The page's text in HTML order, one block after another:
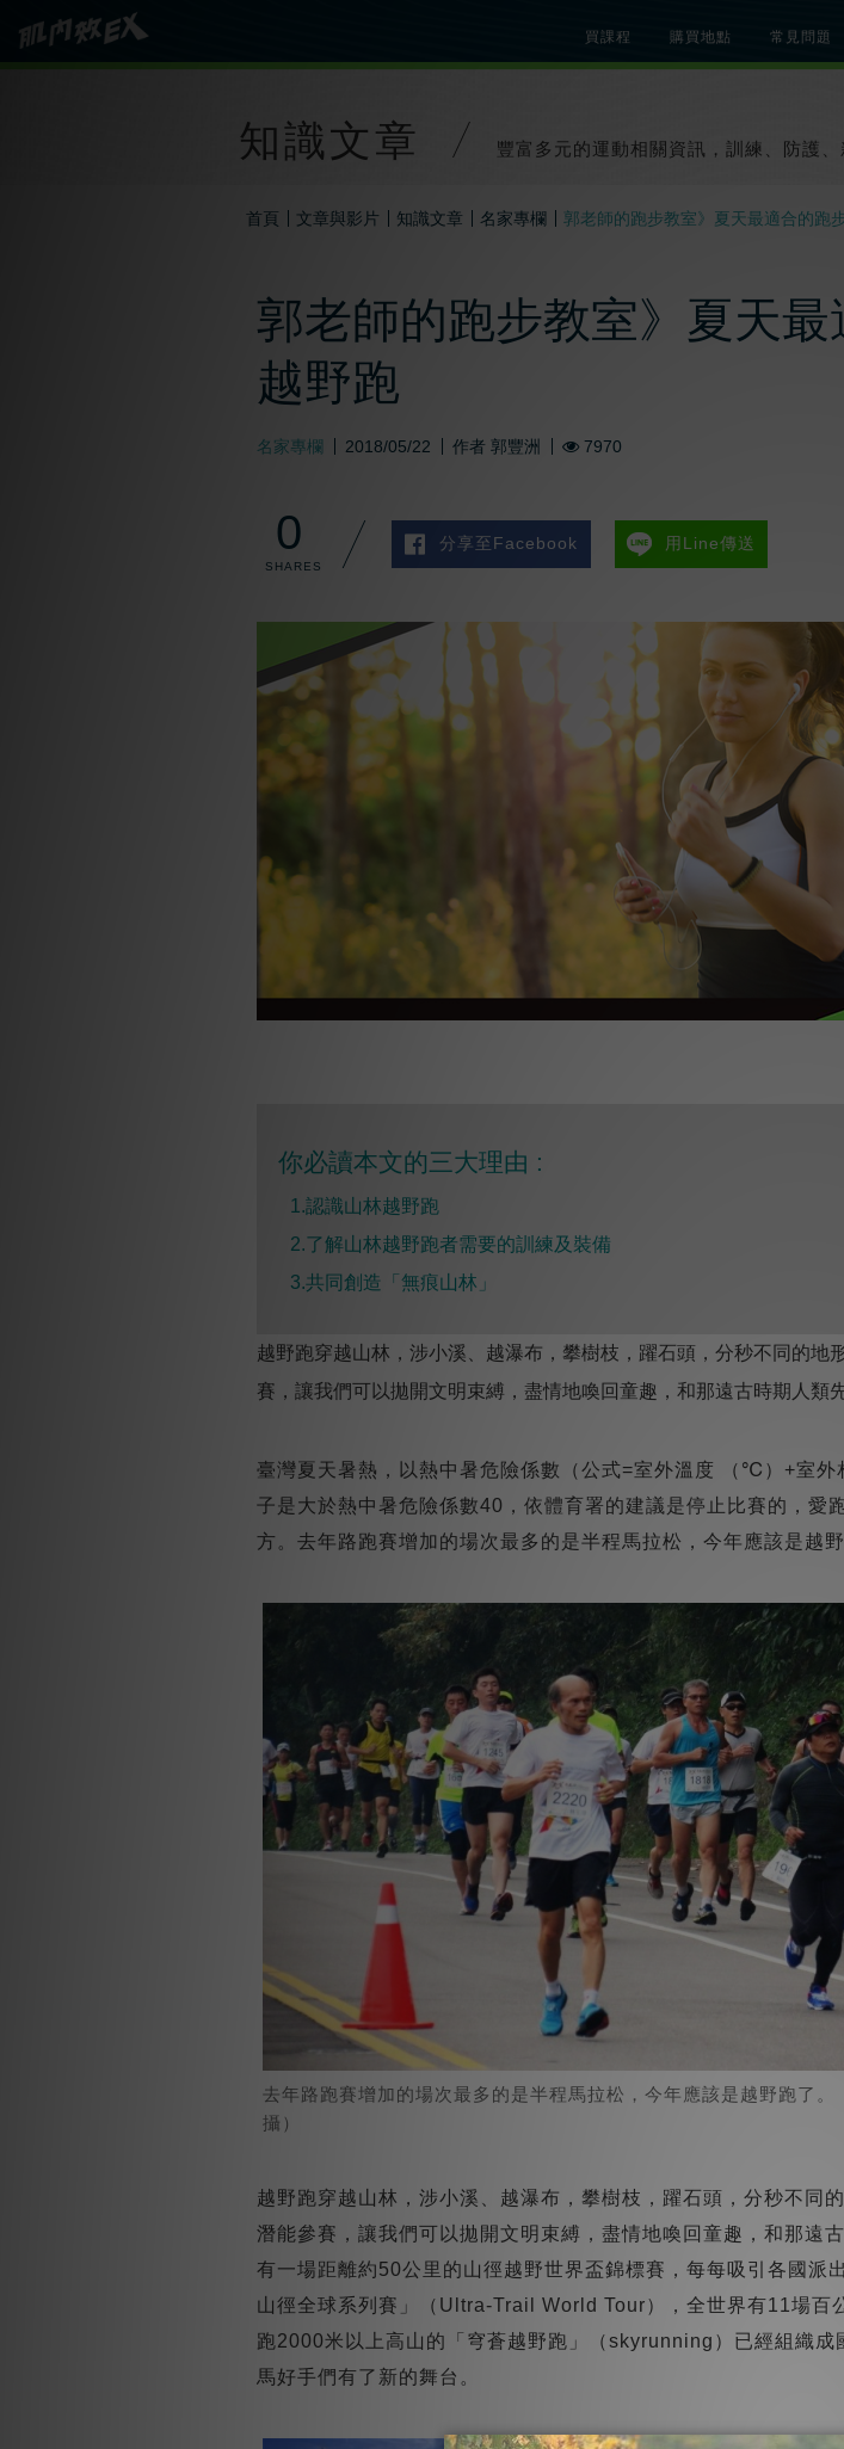
買課程 購買地點 常見問題
知識文章 豐富多元的運動相關資訊，訓練、防護
首頁 文章與影片 知識文章 名家專欄 郭老師的跑步教室》夏天最適合的跑
郭老師的跑步教室》夏天
越野跑
名家專欄 2018/05/22 作者 郭豐洲 7970
0 分享至Facebook 用Line傳送
你必讀本文的三大理由 :
1.認識山林越野跑
2.了解山林越野跑者需要的訓練及裝備
3.共同創造「無痕山林」
越野跑穿越山林，涉小溪、越瀑布，攀樹枝，躍石頭，分秒不同的
賽，讓我們可以拋開文明束縛，盡情地喚回童趣，和那遠古時期人類
臺灣夏天暑熱，以熱中暑危險係數（公式=室外溫度 （℃）+室
子是大於熱中暑危險係數40，依體育署的建議是停止比賽的，愛
方。去年路跑賽增加的場次最多的是半程馬拉松，今年應該是越
去年路跑賽增加的場次最多的是半程馬拉松，今年應該是越野跑了。
攝）
越野跑穿越山林，涉小溪、越瀑布，攀樹枝，躍石頭，分秒不同
潛能參賽，讓我們可以拋開文明束縛，盡情地喚回童趣，和那遠
有一場距離約50公里的山徑越野世界盃錦標賽，每每吸引各國派
山徑全球系列賽」（Ultra-Trail World Tour），全世界有11場百
跑2000米以上高山的「穹蒼越野跑」（skyrunning）已經組織
馬好手們有了新的舞台。